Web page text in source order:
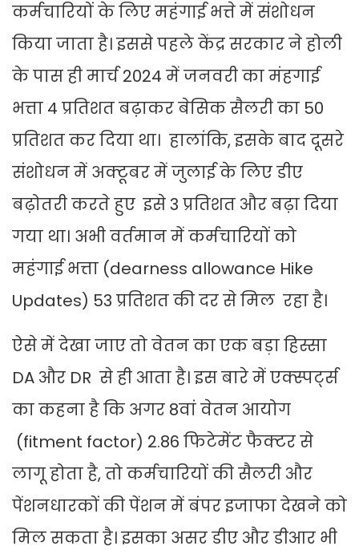
कर्मचारियों के लिए महंगाई भत्ते में संशोधन
किया जाता है। इससे पहले केंद्र सरकार ने होली
के पास ही मार्च 2024 में जनवरी का मंहगाई
भत्ता 4 प्रतिशत बढ़ाकर बेसिक सैलरी का 50
प्रतिशत कर दिया था। हालांकि, इसके बाद दूसरे
संशोधन में अक्टूबर में जुलाई के लिए डीए
बढ़ोतरी करते हुए इसे 3 प्रतिशत और बढ़ा दिया
गया था। अभी वर्तमान में कर्मचारियों को
महंगाई भत्ता (dearness allowance Hike
Updates) 53 प्रतिशत की दर से मिल रहा है।
ऐसे में देखा जाए तो वेतन का एक बड़ा हिस्सा
DA और DR से ही आता है। इस बारे में एक्स्पर्ट्स
का कहना है कि अगर 8वां वेतन आयोग
(fitment factor) 2.86 फिटेमेंट फैक्टर से
लागू होता है, तो कर्मचारियों की सैलरी और
पेंशनधारकों की पेंशन में बंपर इजाफा देखने को
मिल सकता है। इसका असर डीए और डीआर भी